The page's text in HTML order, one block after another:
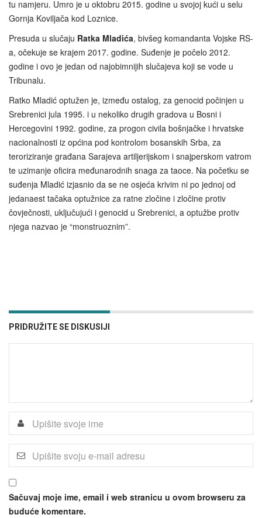
tu namjeru. Umro je u oktobru 2015. godine u svojoj kući u selu
Gornja Koviljača kod Loznice.
Presuda u slučaju Ratka Mladića, bivšeg komandanta Vojske RS-
a, očekuje se krajem 2017. godine. Suđenje je počelo 2012.
godine i ovo je jedan od najobimnijih slučajeva koji se vode u
Tribunalu.
Ratko Mladić optužen je, između ostalog, za genocid počinjen u
Srebrenici jula 1995. i u nekoliko drugih gradova u Bosni i
Hercegovini 1992. godine, za progon civila bošnjačke i hrvatske
nacionalnosti iz općina pod kontrolom bosanskih Srba, za
teroriziranje građana Sarajeva artiljerijskom i snajperskom vatrom
te uzimanje oficira međunarodnih snaga za taoce. Na početku se
suđenja Mladić izjasnio da se ne osjeća krivim ni po jednoj od
jedanaest tačaka optužnice za ratne zločine i zločine protiv
čovječnosti, uključujući i genocid u Srebrenici, a optužbe protiv
njega nazvao je “monstruoznim”.
PRIDRUŽITE SE DISKUSIJI
Sačuvaj moje ime, email i web stranicu u ovom browseru za
buduće komentare.